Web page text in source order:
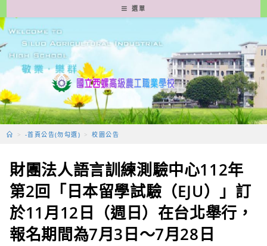
轉
至
要
容
選單
> -首頁公告(勿勾選) > 校園公告
財團法人語言訓練測驗中心112年
第2回「日本留學試驗（EJU）」訂
於11月12日（週日）在台北舉行，
報名期間為7月3日～7月28日